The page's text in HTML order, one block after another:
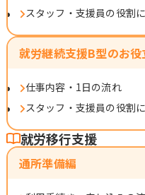
スタッフ・支援員の役割
就労継続支援B型のお
仕事内容・1日の流れ
スタッフ・支援員の役割
就労移行支援
通所準備編